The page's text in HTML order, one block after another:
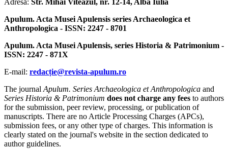
Adresă: Str. Mihai Viteazul, nr. 12-14, Alba Iulia
Apulum. Acta Musei Apulensis series Archaeologica et
Anthropologica - ISSN: 2247 - 8701
Apulum. Acta Musei Apulensis, series Historia & Patrimonium -
ISSN: 2247 - 871X
E-mail: redacție@revista-apulum.ro
The journalApulum. Series Archaeologica et Anthropologica and
Series Historia & Patrimonium does not charge any fees to authors
for the submission, peer review, processing, or publication of
manuscripts. There are no Article Processing Charges (APCs),
submission fees, or any other type of charges. This information is
clearly stated on the journal's website in the section dedicated to
author guidelines.